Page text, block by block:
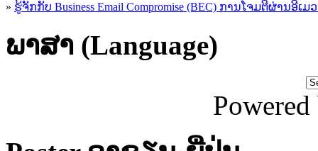
» ຮູ້​ຈັກກັບ​ Business Email Compromise (BEC) ການ​ໂຈມ​ຕີ​ຜ່ານ​ອີ​ເ
ພາສາ (Language)